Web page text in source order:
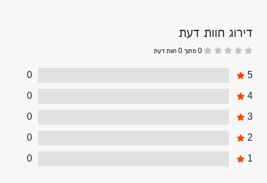
דירוג חוות דעת
5
0
4
0
3
0
2
0
1
0